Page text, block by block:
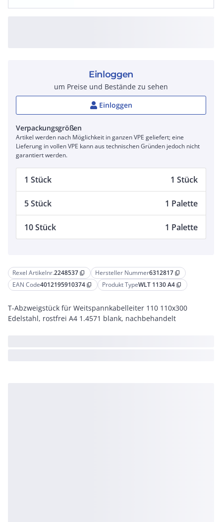
Rexel Artikelnr.2248537 content_copy Hersteller Nummer6312817 content_copy
EAN Code4012195910374 content_copy Produkt TypeWLT 1130 A4 content_copy
T-Abzweigstück für Weitspannkabelleiter 110 110x300
Edelstahl, rostfrei A4 1.4571 blank, nachbehandelt
Einloggen
um Preise und Bestände zu sehen
Einloggen
Verpackungsgrößen
Artikel werden nach Möglichkeit in ganzen VPE geliefert; eine
Lieferung in vollen VPE kann aus technischen Gründen jedoch nicht
garantiert werden.
1 Stück 1 Stück
5 Stück 1 Palette
10 Stück 1 Palette